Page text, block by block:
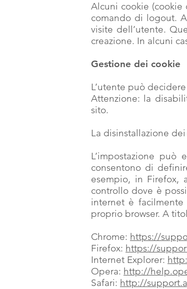
Alcuni cookie (cookie
comando di logout.
visite dell’utente.
creazione. In alcuni
Gestione dei cookie
L’utente può
Attenzione: la
sito.
La disinstallazione
L’impostazione
consentono di
esempio, in Firefox,
controllo dove è
internet è
proprio browser. A
Chrome: https://
Firefox: https://
Internet Explorer:
Opera: http://
Safari: http://